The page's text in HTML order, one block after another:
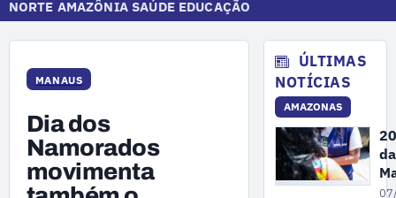
NORTE AMAZÔNIA SAÚDE EDUCAÇÃO
MANAUS
Dia dos
Namorados
movimenta
ÚLTIMAS
NOTÍCIAS
AMAZONAS